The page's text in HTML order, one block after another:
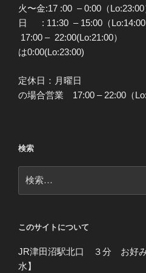
火〜金:17 :00 – 0:00（Lo:23:00
日 : 11:30 – 15:00
17:00 – 22:00(Lo:21:00
は0:00(Lo:23:00)
定休日：月
の場合営業 17:00 – 22:00（
検索
索:
このサイトについて
JR津田沼駅北口 ３分 お好み
水】